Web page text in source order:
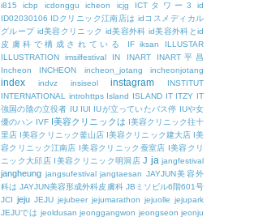
i815
icbp icdonggu icheon icjg ICTタワー3
id
ID02030106 IDクリニック江南店は idコスメディカル
グループ id美容クリニック id美容外科 id美容外科とid
皮膚科で構成されている
IF iksan
ILLUSTAR
ILLUSTRATION
imsilfestival IN INART
INART平昌
Incheon
INCHEON incheon_jotang incheonjotang
index indvz insiseol instagram
INSTITUT
INTERNATIONAL
introhttps Island ISLAND IT ITZY IT
強国の陰の立役者 IU IUI IUが立っていたバス停 IUや女
優のハン IVF I美容クリニックは I美容クリニック往十
里店 I美容クリニック釜山店 I美容クリニック建大店 I美
容クリニック江南店 I美容クリニック蚕室店 I美容クリ
ニック大邱店 I美容クリニック明洞店 J ja jangfestival
jangheung jangsufestival jangtaesan JAYJUN美容外
科は JAYJUN美容形成外科皮膚科 JBミソビル6階601号
JCI jeju JEJU jejubeer jejumarathon jejuolle jejupark
JEJUでは jeoldusan jeonggangwon jeongseon jeonju